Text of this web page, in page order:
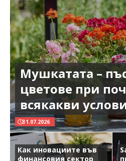
Мушкатата –
цветове при
всякакви
31.07.2026
Как иновациите във
финансовия сектор